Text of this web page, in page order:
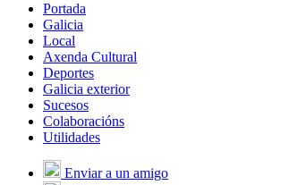
Portada
Galicia
Local
Axenda Cultural
Deportes
Galicia exterior
Sucesos
Colaboracións
Utilidades
Enviar a un amigo